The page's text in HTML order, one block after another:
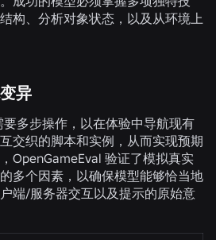
构、分析对象状态，以及从环境上
异
多步操作，以在体验中导航现有
交织的脚本和实例，从而实现预期
OpenGameEval 验证了模拟真实
多个因素，以确保模型能够恰当地
端/服务器交互以及提示的原始意